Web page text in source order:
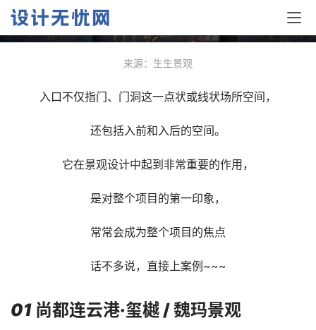
30个漂亮的入口设计
来源：生生景观
入口不仅指门、门洞这一点状或线状场所空间，
还包括入前和入后的空间。
它在景观设计中起到非常重要的作用，
是对整个项目的第一印象，
常常会成为整个项目的焦点
话不多说，直接上案例~~~
01 尚都连云港·玺樾 / 魏玛景观